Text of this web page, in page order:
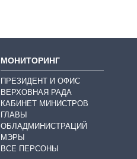
МОНИТОРИНГ
ПРЕЗИДЕНТ И ОФИС
ВЕРХОВНАЯ РАДА
КАБИНЕТ МИНИСТРОВ
ГЛАВЫ
ОБЛАДМИНИСТРАЦИЙ
МЭРЫ
ВСЕ ПЕРСОНЫ